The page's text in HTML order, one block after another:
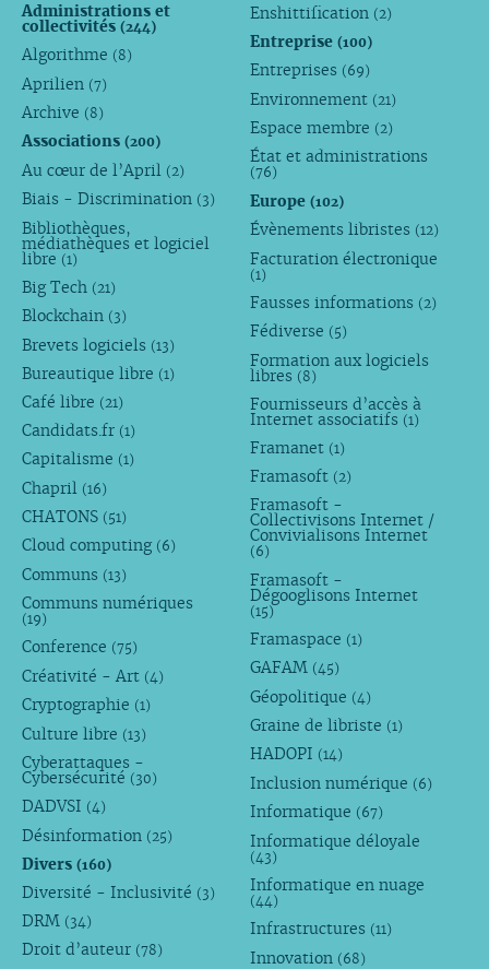
Administrations et
collectivités (244)
Algorithme (8)
Aprilien (7)
Archive (8)
Associations (200)
Au cœur de l’April (2)
Biais - Discrimination (3)
Bibliothèques,
médiathèques et logiciel
libre (1)
Big Tech (21)
Blockchain (3)
Brevets logiciels (13)
Bureautique libre (1)
Café libre (21)
Candidats.fr (1)
Capitalisme (1)
Chapril (16)
CHATONS (51)
Cloud computing (6)
Communs (13)
Communs numériques
(19)
Conference (75)
Créativité - Art (4)
Cryptographie (1)
Culture libre (13)
Cyberattaques -
Cybersécurité (30)
DADVSI (4)
Désinformation (25)
Divers (160)
Diversité - Inclusivité (3)
DRM (34)
Droit d’auteur (78)
Enshittification (2)
Entreprise(100)
Entreprises (69)
Environnement (21)
Espace membre (2)
État et administrations
(76)
Europe(102)
Évènements libristes (12)
Facturation électronique
(1)
Fausses informations (2)
Fédiverse (5)
Formation aux logiciels
libres (8)
Fournisseurs d’accès à
Internet associatifs (1)
Framanet (1)
Framasoft (2)
Framasoft -
Collectivisons Internet /
Convivialisons Internet
(6)
Framasoft -
Dégooglisons Internet
(15)
Framaspace (1)
GAFAM (45)
Géopolitique (4)
Graine de libriste (1)
HADOPI (14)
Inclusion numérique (6)
Informatique (67)
Informatique déloyale
(43)
Informatique en nuage
(44)
Infrastructures (11)
Innovation (68)